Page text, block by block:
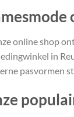
online shop
in
pasvormen